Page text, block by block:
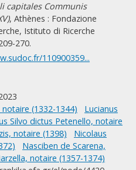
capitales Communis
, Athènes : Fondazione
Istituto di Ricerche
270.
110900359...
(1332-1344)
Lucianus
Silvo dictus Petenello, notaire
notaire (1398)
Nicolaus
Nasciben de Scarena,
notaire (1357-1374)